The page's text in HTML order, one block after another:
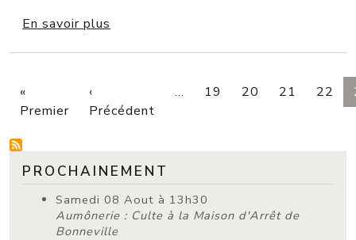
En savoir plus
PAGINATION
«
PremierPremière page
‹
Précédent
… 19 20 21 22
PROCHAINEMENT
Samedi 08 Aout à 13h30
Aumônerie : Culte à la Maison d'Arrêt de
Bonneville